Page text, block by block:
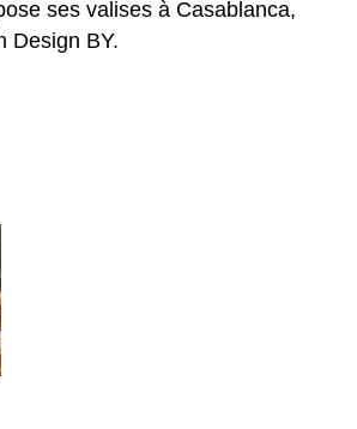
ses valises à Casablanca,
Design BY.